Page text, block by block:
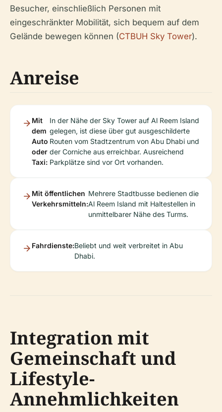
Besucher, einschließlich Personen mit
eingeschränkter Mobilität, sich bequem auf dem
Gelände bewegen können (CTBUH Sky Tower).
Anreise
Mit
dem
Auto
oder
Taxi:
In der Nähe der Sky Tower auf Al Reem Island
gelegen, ist diese über gut ausgeschilderte
Routen vom Stadtzentrum von Abu Dhabi und
der Corniche aus erreichbar. Ausreichend
Parkplätze sind vor Ort vorhanden.
Mit öffentlichen
Verkehrsmitteln:
Mehrere Stadtbusse bedienen die
Al Reem Island mit Haltestellen in
unmittelbarer Nähe des Turms.
Fahrdienste:Beliebt und weit verbreitet in Abu
Dhabi.
Integration mit
Gemeinschaft und
Lifestyle-
Annehmlichkeiten